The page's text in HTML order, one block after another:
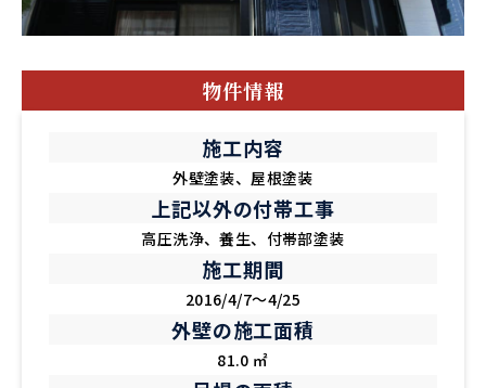
物件情報
施工内容
外壁塗装、屋根塗装
上記以外の付帯工事
高圧洗浄、養生、付帯部塗装
施工期間
2016/4/7～4/25
外壁の施工面積
81.0 ㎡